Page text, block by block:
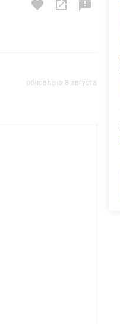
обновлено 8 августа